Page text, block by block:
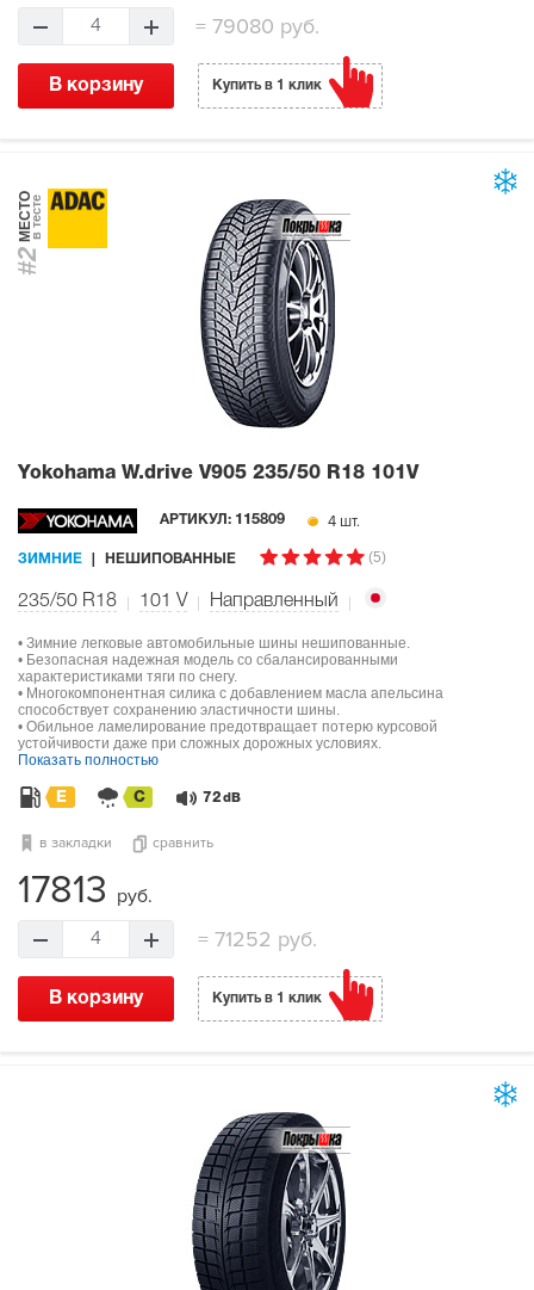
4 =79080 руб.
В корзину Купить в 1 клик
#2
МЕСТОв тесте
Yokohama W.drive V905 235/50 R18 101V
АРТИКУЛ: 115809 4 шт.
ЗИМНИЕ НЕШИПОВАННЫЕ (5)
235/50 R18 101 V Направленный
• Зимние легковые автомобильные шины нешипованные.
• Безопасная надежная модель со сбалансированными
характеристиками тяги по снегу.
• Многокомпонентная силика с добавлением масла апельсина
способствует сохранению эластичности шины.
• Обильное ламелирование предотвращает потерю курсовой
устойчивости даже при сложных дорожных условиях.
Показать полностью
E C 72 dB
в закладки сравнить
17813 руб.
4 =71252 руб.
В корзину Купить в 1 клик